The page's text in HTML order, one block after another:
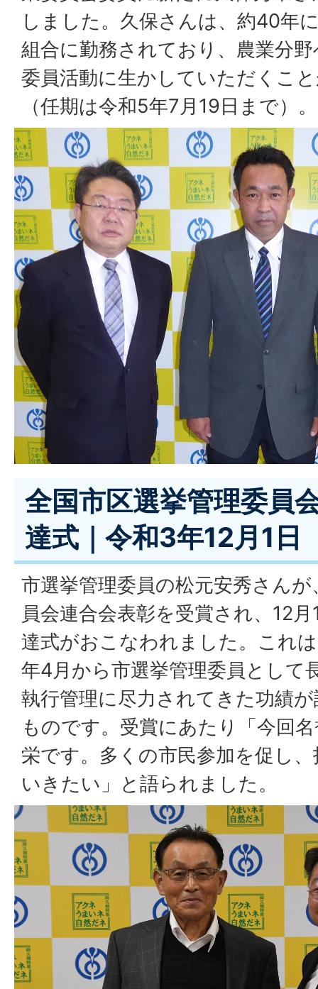
しました。久保さんは、約40年
組合に勤務されており、農業分
委員活動に生かしていただくこ
（任期は令和5年7月19日まで）。
全国市区選挙管理委員
達式｜令和3年12月1日
市選挙管理委員の松元安秀さん
員会連合会表彰を受賞され、12
達式がおこなわれました。これ
年4月から市選挙管理委員として
執行管理に尽力されてきた功績
ものです。受賞にあたり「今回
栄です。多くの市民参加を促し
いきたい」と語られました。